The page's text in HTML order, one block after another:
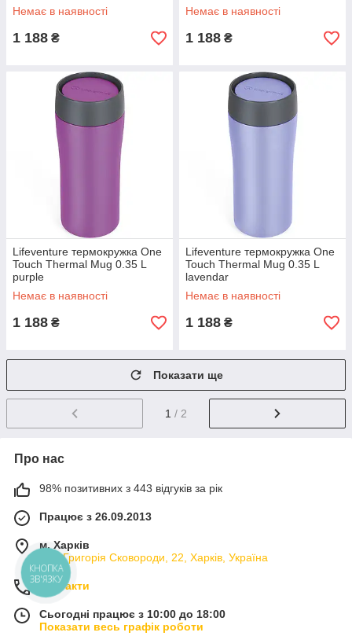
Немає в наявності
1 188 ₴
Немає в наявності
1 188 ₴
Lifeventure термокружка One
Touch Thermal Mug 0.35 L
purple
Немає в наявності
1 188 ₴
Lifeventure термокружка One
Touch Thermal Mug 0.35 L
lavendar
Немає в наявності
1 188 ₴
Показати ще
1 / 2
Про нас
98% позитивних з 443 відгуків за рік
Працює з 26.09.2013
м. Харків
вул. Григорія Сковороди, 22, Харків, Україна
Контакти
Сьогодні працює з 10:00 до 18:00
Показати весь графік роботи
КНОПКА
ЗВ'ЯЗКУ